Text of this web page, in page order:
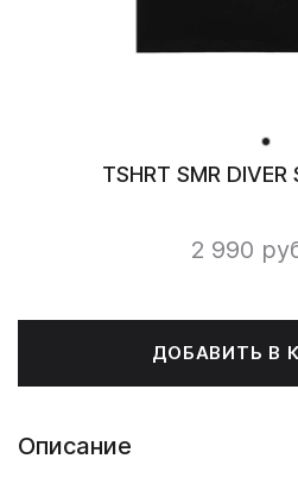
TSHRT SMR DIVER
2 990
ДОБАВИТЬ В
Описание